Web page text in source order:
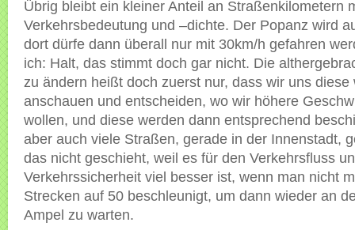
Übrig bleibt ein kleiner Anteil an Straßenkilometern
Verkehrsbedeutung und –dichte. Der Popanz wird
dort dürfe dann überall nur mit 30km/h gefahren
ich: Halt, das stimmt doch gar nicht. Die
zu ändern heißt doch zuerst nur, dass wir uns
anschauen und entscheiden, wo wir höhere
wollen, und diese werden dann entsprechend
aber auch viele Straßen, gerade in der Innenstadt,
das nicht geschieht, weil es für den Verkehrsfluss
Verkehrssicherheit viel besser ist, wenn man nicht
Strecken auf 50 beschleunigt, um dann wieder an
Ampel zu warten.